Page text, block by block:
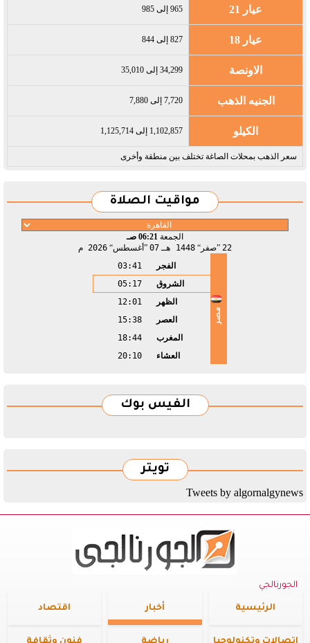
عيار 21 965 إلى 985
عيار 18 827 إلى 844
الاونصة 34,299 إلى 35,010
الجنيه الذهب 7,720 إلى 7,880
الكيلو 1,102,857 إلى 1,125,714
سعر الذهب بمحلات الصاغة تختلف بين منطقة وأخرى
مواقيت الصلاة
الجمعة 06:21 صـ
22
صفر 1448 هـ 07 أغسطس 2026 م
مصر
الفجر
03:41
الشروق
05:17
الظهر
12:01
العصر
15:38
المغرب
18:44
العشاء
20:10
الفيس بوك
تويتر
Tweets by algornalgynews
الجورنالجي
الرئيسية أخبار اقتصاد